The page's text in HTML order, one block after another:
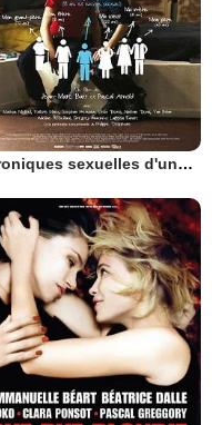
Chroniques sexuelles d'une famille d'aujourd'hui